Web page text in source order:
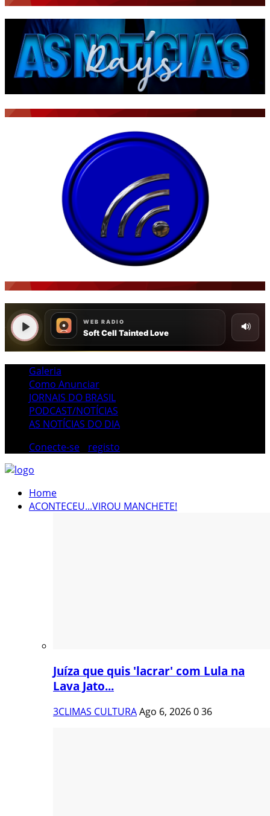
Galeria
Como Anunciar
JORNAIS DO BRASIL
PODCAST/NOTÍCIAS
AS NOTÍCIAS DO DIA
Conecte-se
registo
Home
ACONTECEU...VIROU MANCHETE!
Juíza que quis 'lacrar' com Lula na
Lava Jato...
3CLIMAS CULTURAAgo 6, 2026036